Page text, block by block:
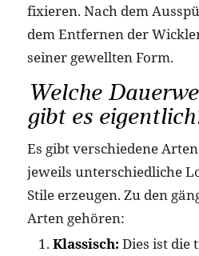
fixieren. Nach dem
dem Entfernen der
seiner gewellten Form.
Welche
gibt es
Es gibt verschiedene
jeweils unterschiedliche
Stile erzeugen. Zu den
Arten gehören:
Klassisch: Dies ist die